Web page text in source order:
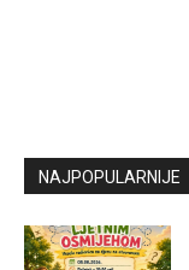
NAJPOPULARNIJE